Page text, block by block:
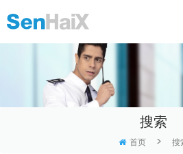
搜索
首页 > 搜